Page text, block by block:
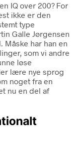
IQ over 200? For
ikke er den
type
Galle Jørgensen
har han en
som vi andre
løse
lære nye sprog
noget fra en
nu en del af